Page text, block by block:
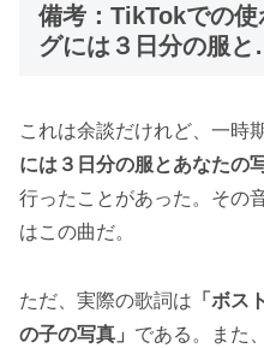
備考：TikTokでの
グには３日分の服と
これは余談だけれど、一時
には３日分の服とあなたの
行ったことがあった。その
はこの曲だ。
ただ、実際の歌詞は 「ボス
の子の写真」 である。また